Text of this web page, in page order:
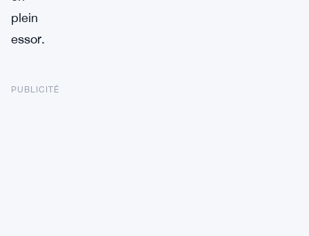
plein
essor.
PUBLICITÉ